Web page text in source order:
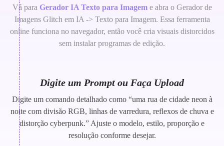
Vá para Gerador IA Texto para Imageme abra o Gerador de
Imagens Glitch em IA -> Texto para Imagem. Essa ferramenta
online funciona no navegador, então você cria visuais distorcidos
sem instalar programas de edição.
Digite um Prompt ou Faça Upload
Digite um comando detalhado como “uma rua de cidade neon à
noite com divisão RGB, linhas de varredura, reflexos de chuva e
distorção cyberpunk.” Ajuste o modelo, estilo, proporção e
resolução conforme desejar.